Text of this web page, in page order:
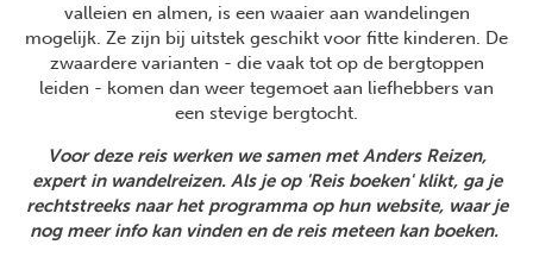
valleien en almen, is een waaier aan wandelingen
mogelijk. Ze zijn bij uitstek geschikt voor fitte kinderen. De
zwaardere varianten - die vaak tot op de bergtoppen
leiden - komen dan weer tegemoet aan liefhebbers van
een stevige bergtocht.
Voor deze reis werken we samen met Anders Reizen,
expert in wandelreizen. Als je op 'Reis boeken' klikt, ga je
rechtstreeks naar het programma op hun website, waar je
nog meer info kan vinden en de reis meteen kan boeken.